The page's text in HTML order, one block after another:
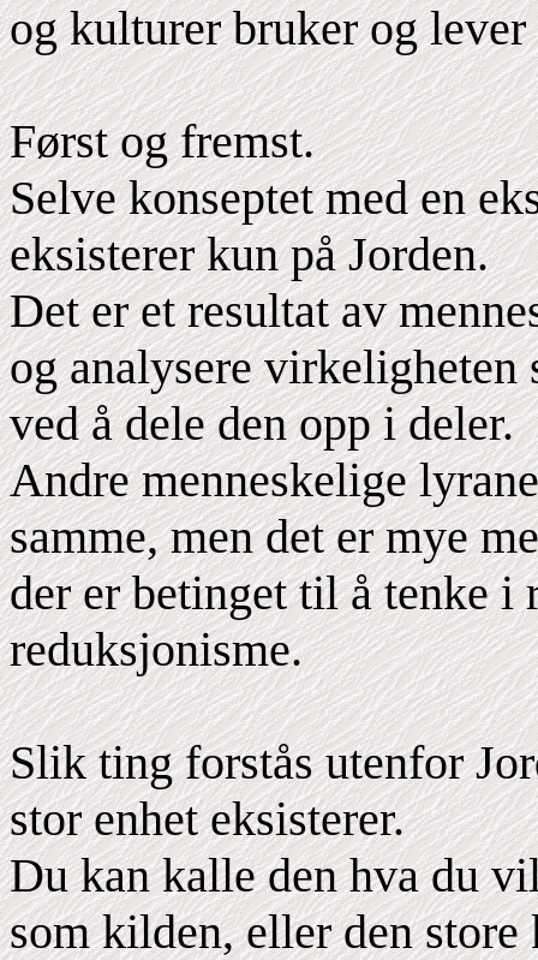
og kulturer bruker og lever
Først og fremst.
Selve konseptet med en
eksisterer kun på Jorden.
Det er et resultat av
og analysere
ved å dele den opp i deler.
Andre menneskelige
samme, men det er mye
der er betinget til å tenke i
reduksjonisme.
Slik ting forstås utenfor
stor enhet eksisterer.
Du kan kalle den hva du
som kilden, eller den store